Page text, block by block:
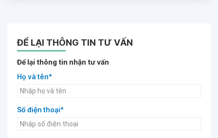
ĐỂ LẠI THÔNG TIN TƯ VẤN
Để lại thông tin nhận tư vấn
Họ và tên*
Số điện thoại*